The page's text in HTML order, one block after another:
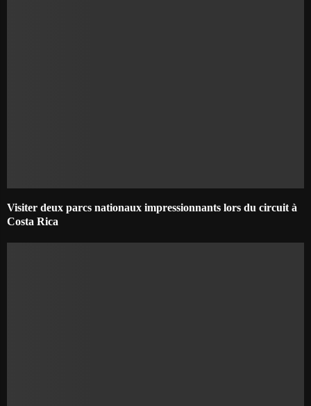
Visiter deux parcs nationaux impressionnants lors du circuit à
Costa Rica